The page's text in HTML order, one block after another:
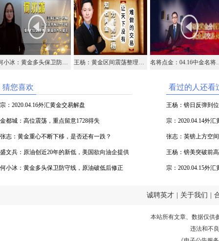
何小冰：黄金多头保卫防守线，原油破低后修正 王杨：黄金区间震荡整理，原油20附近抄底！ 名将点金：
猜您喜欢
宗：2020.04.16外汇黄金交易解盘
金都城：高位震荡，重点留意1728得失
张志：黄金重心不断下移，是否还有一跌？
盛文兵：原油创近20年的新低，美国欲向油企提供
资金
何小冰：黄金多头保卫防守线，原油破低后修正
看过的人还看
王杨：镑日反弹到
宗：2020.04.14外汇
张志：英镑上方空
王杨：镑美突破前
场！
宗：2020.04.15外汇
诚聘英才 关于我们
本站所有文章、数据仅供
违法和不